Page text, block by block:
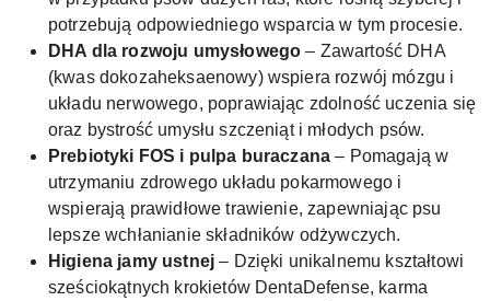
potrzebują odpowiedniego wsparcia w tym procesie.
DHA dla rozwoju umysłowego – Zawartość DHA
(kwas dokozaheksaenowy) wspiera rozwój mózgu i
układu nerwowego, poprawiając zdolność uczenia się
oraz bystrość umysłu szczeniąt i młodych psów.
Prebiotyki FOS i pulpa buraczana – Pomagają w
utrzymaniu zdrowego układu pokarmowego i
wspierają prawidłowe trawienie, zapewniając psu
lepsze wchłanianie składników odżywczych.
Higiena jamy ustnej – Dzięki unikalnemu kształtowi
sześciokątnych krokietów DentaDefense, karma